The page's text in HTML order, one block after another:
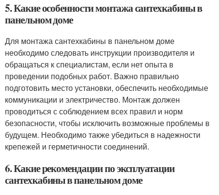
5. Какие особенности монтажа сантехкабины в
панельном доме
Для монтажа сантехкабины в панельном доме
необходимо следовать инструкции производителя и
обращаться к специалистам, если нет опыта в
проведении подобных работ. Важно правильно
подготовить место установки, обеспечить необходимые
коммуникации и электричество. Монтаж должен
проводиться с соблюдением всех правил и норм
безопасности, чтобы исключить возможные проблемы в
будущем. Необходимо также убедиться в надежности
крепежей и герметичности соединений.
6. Какие рекомендации по эксплуатации
сантехкабины в панельном доме